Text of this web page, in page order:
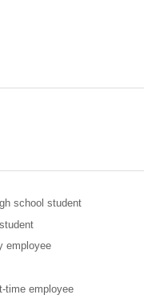
school student
employee
time employee